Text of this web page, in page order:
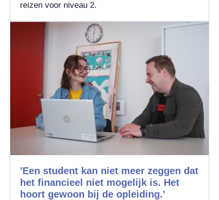
reizen voor niveau 2.
'Een student kan niet meer zeggen dat
het financieel niet mogelijk is. Het
hoort gewoon bij de opleiding.'